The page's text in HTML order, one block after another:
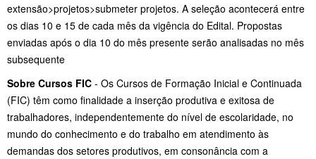
extensão>projetos>submeter projetos. A seleção acontecerá entre
os dias 10 e 15 de cada mês da vigência do Edital. Propostas
enviadas após o dia 10 do mês presente serão analisadas no mês
subsequente
Sobre Cursos FIC - Os Cursos de Formação Inicial e Continuada
(FIC) têm como finalidade a inserção produtiva e exitosa de
trabalhadores, independentemente do nível de escolaridade, no
mundo do conhecimento e do trabalho em atendimento às
demandas dos setores produtivos, em consonância com a